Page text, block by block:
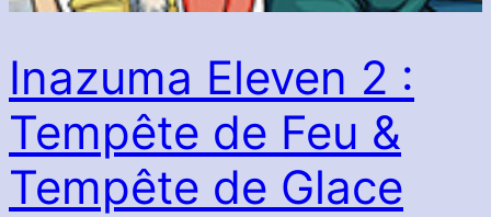
Inazuma Eleven 2 :
Tempête de Feu &
Tempête de Glace